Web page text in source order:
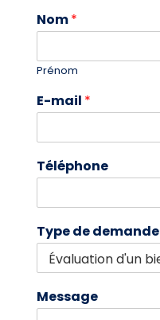
Nom*
Prénom
E-mail *
Téléphone
Type de demande
Message